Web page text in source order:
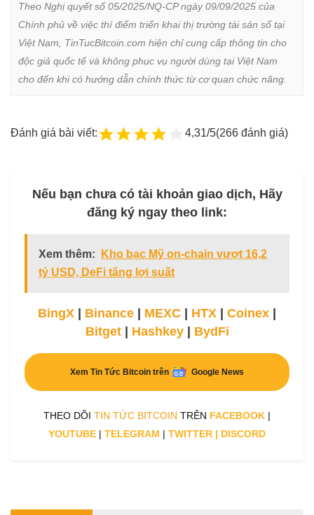
Theo Nghị quyết số 05/2025/NQ-CP ngày 09/09/2025 của
Chính phủ về việc thí điểm triển khai thị trường tài sản số tại
Việt Nam, TinTucBitcoin.com hiện chỉ cung cấp thông tin cho
độc giả quốc tế và không phục vụ người dùng tại Việt Nam
cho đến khi có hướng dẫn chính thức từ cơ quan chức năng.
Đánh giá bài viết: 4,31/5(266 đánh giá)
Nếu bạn chưa có tài khoản giao dịch, Hãy
đăng ký ngay theo link:
Xem thêm:
Kho bạc Mỹ on-chain vượt 16,2
tỷ USD, DeFi tăng lợi suất
BingX | Binance | MEXC | HTX | Coinex |
Bitget| Hashkey| BydFi
Xem Tin Tức Bitcoin trên Google News
THEO DÕI TIN TỨC BITCOIN TRÊN FACEBOOK |
YOUTUBE | TELEGRAM | TWITTER | DISCORD